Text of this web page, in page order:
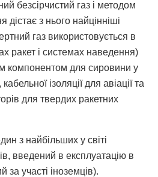
безсірчистий газ і методом
дістає з нього найцінніші
газ використовується в
ракет і системах наведення)
компонентом для сировини у
ізоляції для авіації та
для твердих ракетних
з найбільших у світі
введений в експлуатацію в
за участі іноземців).